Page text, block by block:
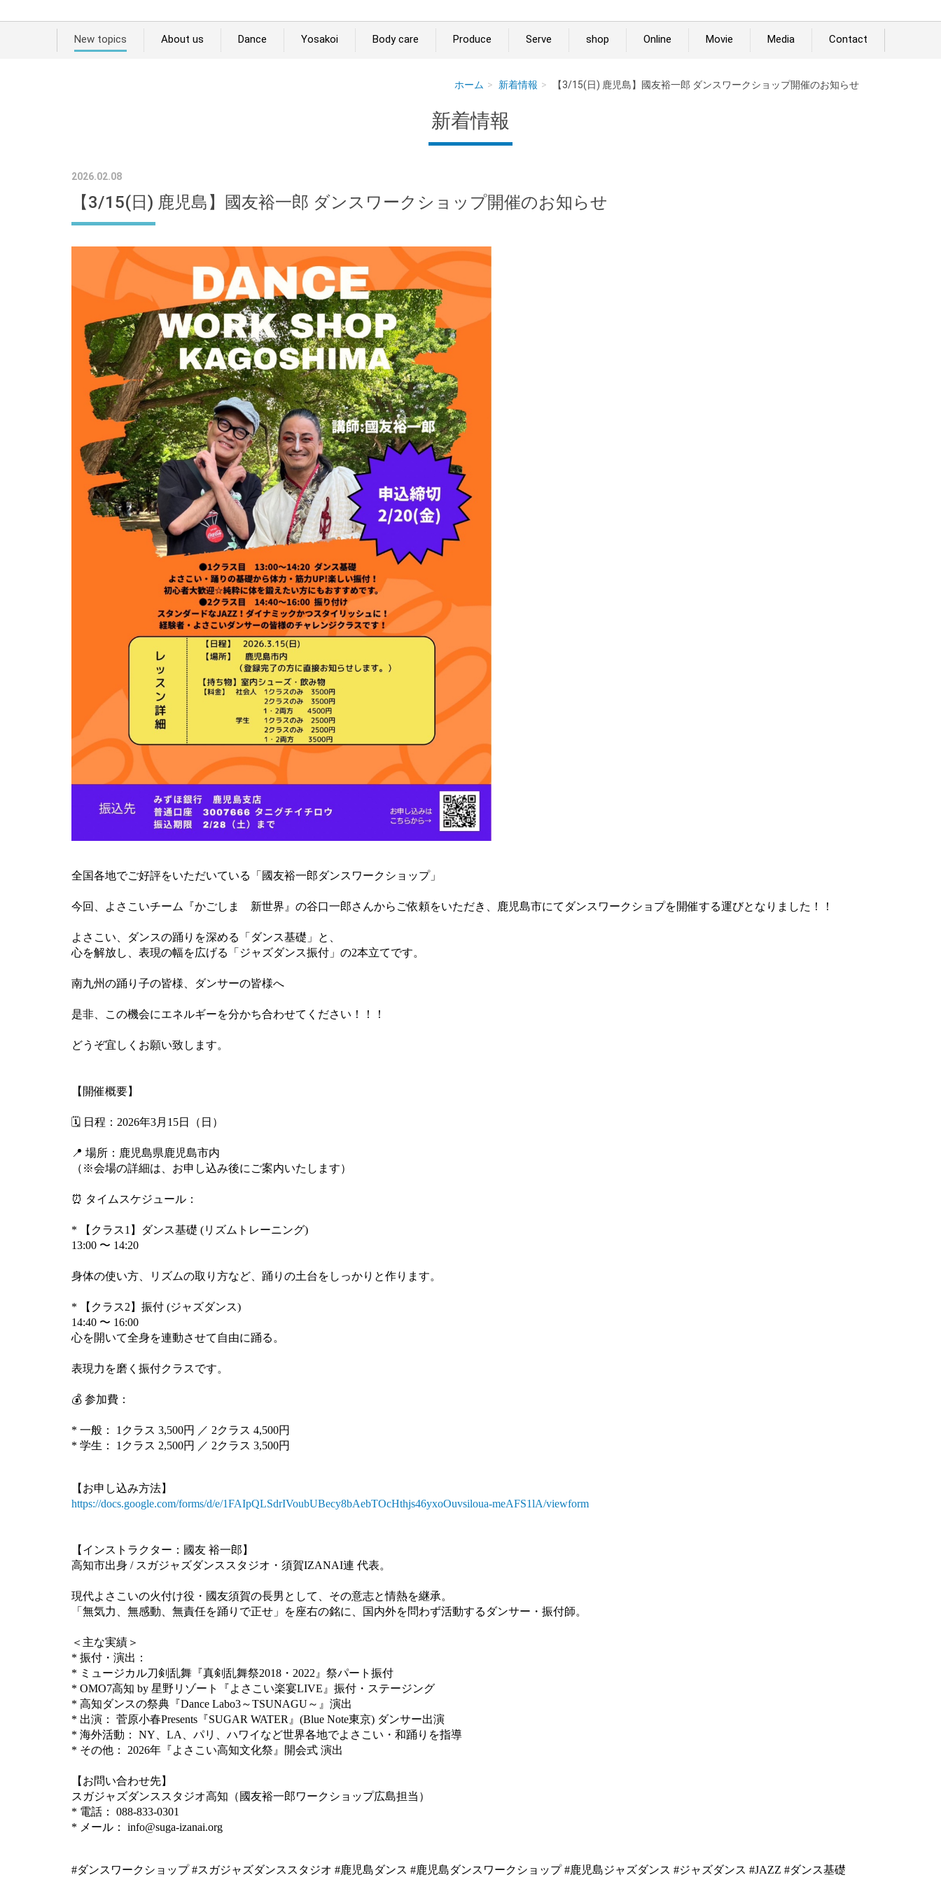
New topics About us Dance Yosakoi Body care Produce Serve shop Online Movie Media Contact
ホーム 新着情報 【3/15(日) 鹿児島】國友裕一郎 ダンスワークショップ開催のお知らせ
新着情報
2026.02.08
【3/15(日) 鹿児島】國友裕一郎 ダンスワークショップ開催のお知らせ
全国各地でご好評をいただいている「國友裕一郎ダンスワークショップ」
今回、よさこいチーム『かごしま 新世界』の谷口一郎さんからご依頼をいただき、鹿児島市にてダンスワークショプを開催する運びとなりました！！
よさこい、ダンスの踊りを深める「ダンス基礎」と、
心を解放し、表現の幅を広げる「ジャズダンス振付」の2本立てです。
南九州の踊り子の皆様、ダンサーの皆様へ
是非、この機会にエネルギーを分かち合わせてください！！！
どうぞ宜しくお願い致します。
【開催概要】
🗓 日程：2026年3月15日（日）
📍 場所：鹿児島県鹿児島市内
（※会場の詳細は、お申し込み後にご案内いたします）
⏰ タイムスケジュール：
* 【クラス1】ダンス基礎 (リズムトレーニング)
13:00 〜 14:20
身体の使い方、リズムの取り方など、踊りの土台をしっかりと作ります。
* 【クラス2】振付 (ジャズダンス)
14:40 〜 16:00
心を開いて全身を連動させて自由に踊る。
表現力を磨く振付クラスです。
💰 参加費：
* 一般： 1クラス 3,500円 ／ 2クラス 4,500円
* 学生： 1クラス 2,500円 ／ 2クラス 3,500円
【お申し込み方法】
https://docs.google.com/forms/d/e/1FAIpQLSdrIVoubUBecy8bAebTOcHthjs46yxoOuvsiloua-meAFS1lA/viewform
【インストラクター：國友 裕一郎】
高知市出身 / スガジャズダンススタジオ・須賀IZANAI連 代表。
現代よさこいの火付け役・國友須賀の長男として、その意志と情熱を継承。
「無気力、無感動、無責任を踊りで正せ」を座右の銘に、国内外を問わず活動するダンサー・振付師。
＜主な実績＞
* 振付・演出：
* ミュージカル刀剣乱舞『真剣乱舞祭2018・2022』祭パート振付
* OMO7高知 by 星野リゾート『よさこい楽宴LIVE』振付・ステージング
* 高知ダンスの祭典『Dance Labo3～TSUNAGU～』演出
* 出演： 菅原小春Presents『SUGAR WATER』(Blue Note東京) ダンサー出演
* 海外活動： NY、LA、パリ、ハワイなど世界各地でよさこい・和踊りを指導
* その他： 2026年『よさこい高知文化祭』開会式 演出
【お問い合わせ先】
スガジャズダンススタジオ高知（國友裕一郎ワークショップ広島担当）
* 電話： 088-833-0301
* メール： info@suga-izanai.org
#ダンスワークショップ #スガジャズダンススタジオ #鹿児島ダンス #鹿児島ダンスワークショップ #鹿児島ジャズダンス #ジャズダンス #JAZZ #ダンス基礎